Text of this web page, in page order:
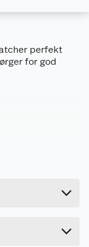
perfekt
for god
for god
å ha på